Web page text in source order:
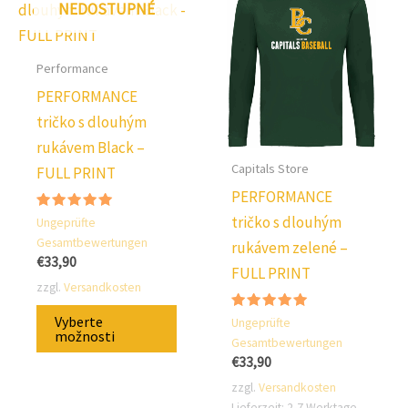
lze
produktu.
na
NEDOSTUPNÉ
Performance
PERFORMANCE
tričko s dlouhým
rukávem Black –
FULL PRINT
Hodnocení:
5.00
z 5
Ungeprüfte
Gesamtbewertungen
€33,90
zzgl.Versandkosten
Vyberte
možnosti
Tento
Capitals Store
PERFORMANCE
tričko s dlouhým
rukávem zelené –
FULL PRINT
Hodnocení:
5.00
z 5
Ungeprüfte
Gesamtbewertungen
€33,90
zzgl.Versandkosten